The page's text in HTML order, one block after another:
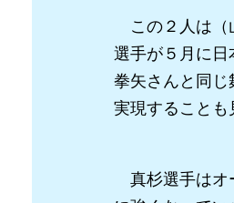
この２人は（
選手が５月に
拳矢さんと同
実現することも
真杉選手はオ